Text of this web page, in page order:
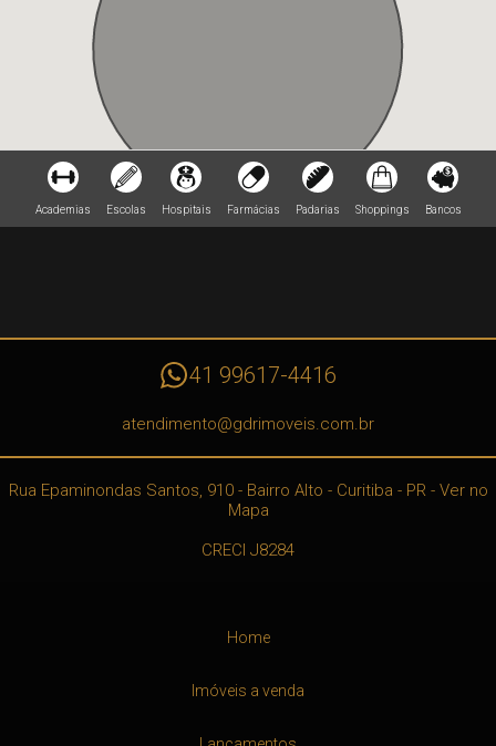
Academias Escolas Hospitais Farmácias Padarias Shoppings Bancos
41 99617-4416
atendimento@gdrimoveis.com.br
Rua Epaminondas Santos, 910 - Bairro Alto - Curitiba - PR- Ver no
Mapa
CRECI J8284
Home
Imóveis a venda